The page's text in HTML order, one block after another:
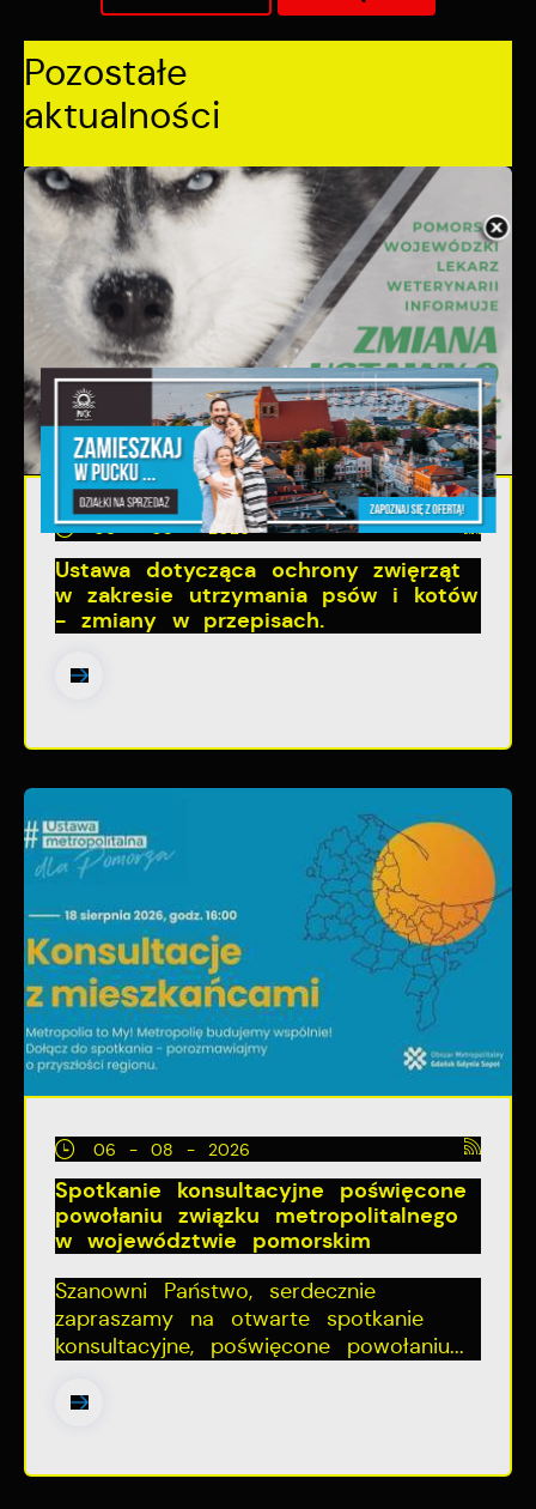
Pozostałe
aktualności
06 - 08 - 2026
Ustawa dotycząca ochrony zwięrząt
w zakresie utrzymania psów i kotów
- zmiany w przepisach.
06 - 08 - 2026
Spotkanie konsultacyjne poświęcone
powołaniu związku metropolitalnego
w województwie pomorskim
Szanowni Państwo, serdecznie
zapraszamy na otwarte spotkanie
konsultacyjne, poświęcone powołaniu...